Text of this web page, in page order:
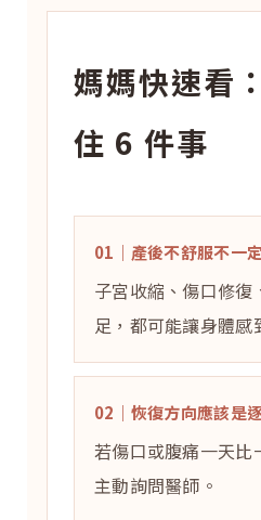
媽媽快速看
住 6 件事
01｜產後不舒服不一
子宮收縮、傷口修復
足，都可能讓身體感
02｜恢復方向應該是
若傷口或腹痛一天比
主動詢問醫師。